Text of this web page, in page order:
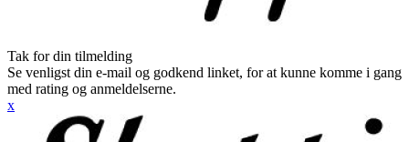
Tak for din tilmelding
Se venligst din e-mail og godkend linket, for at kunne komme i gang
med rating og anmeldelserne.
x